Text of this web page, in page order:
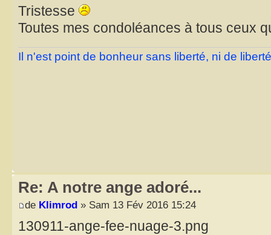
Tristesse
Toutes mes condoléances à tous ceux
Il n'est point de bonheur sans liberté, ni de
Re: A notre ange adoré...
de Klimrod » Sam 13 Fév 2016 15:24
130911-ange-fee-nuage-3.png